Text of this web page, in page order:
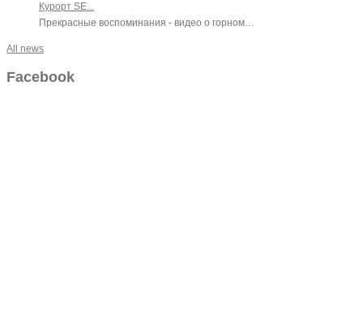
Курорт SE...
Прекрасные воспоминания - видео о горном…
All news
Facebook